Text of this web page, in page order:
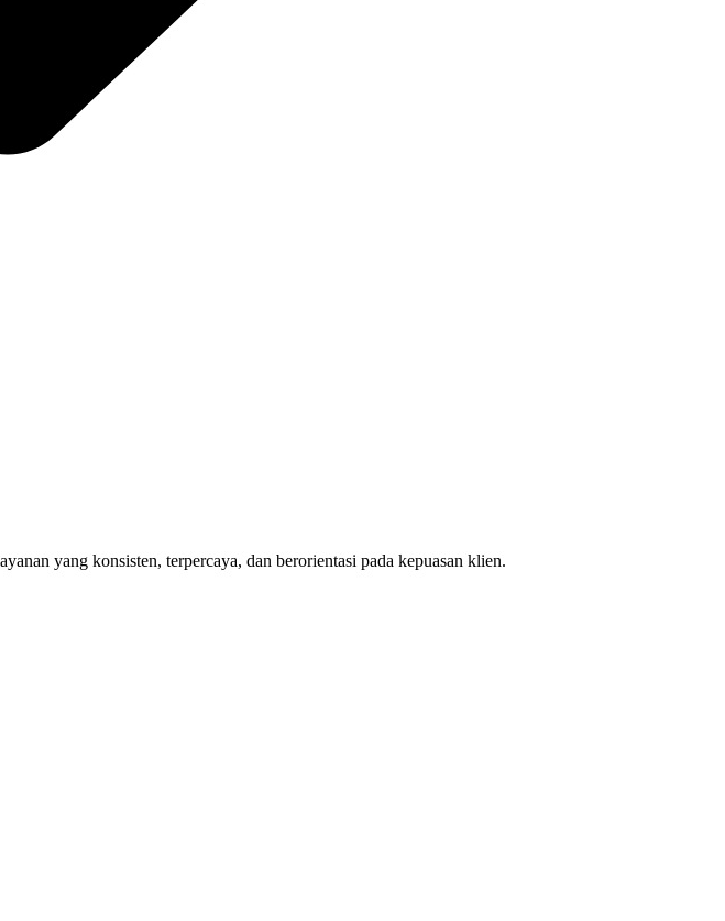
yang konsisten, terpercaya, dan berorientasi pada kepuasan klien.